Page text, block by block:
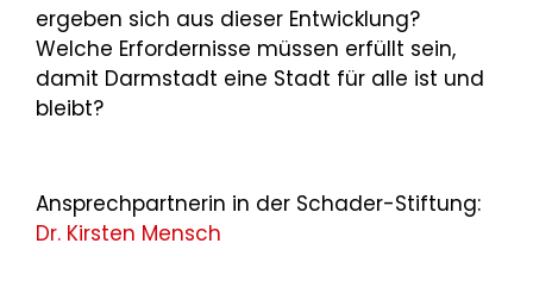
ergeben sich aus dieser Entwicklung?
Welche Erfordernisse müssen erfüllt sein,
damit Darmstadt eine Stadt für alle ist und
bleibt?
Ansprechpartnerin in der Schader-Stiftung:
Dr. Kirsten Mensch